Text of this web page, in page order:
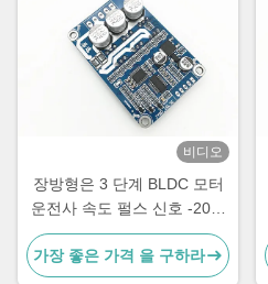
비디오
장방형은 3 단계 BLDC 모터
운전사 속도 펄스 신호 -20를
- 85℃ 출력했습니다
가장 좋은 가격 을 구하라